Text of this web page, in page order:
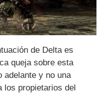
de Delta es
queja sobre esta
adelante y no una
los propietarios del